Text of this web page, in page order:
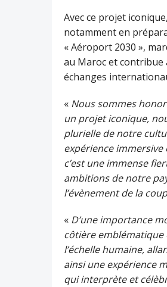
Avec ce projet
notamment en
« Aéroport 2030 »,
au Maroc et
échanges
« Nous sommes
un projet iconique,
plurielle de notre
expérience immersive
c’est une immense
ambitions de notre
l’évènement de la
« D’une importance
côtière emblématique
l’échelle humaine,
ainsi une expérience
qui interprète et